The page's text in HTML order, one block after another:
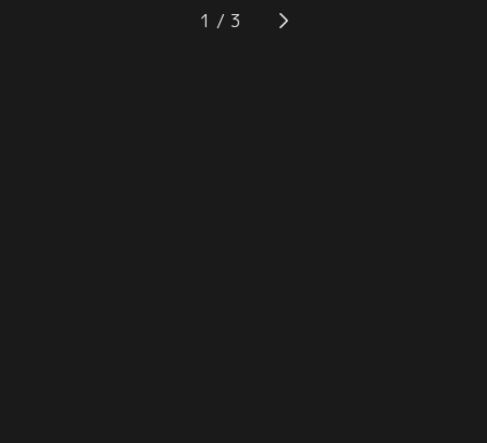
よう命令。一方、テロの首謀者ビエ
ルコに追い詰められたネイサンソン
とが判明する。一方、苦悶しつつも
テロリストとの取引に応じたローガ
1